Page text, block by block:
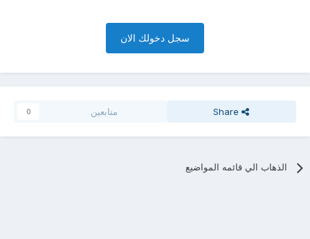
سجل دخولك الان
Share متابعين 0
الذهاب الي قائمه المواضيع